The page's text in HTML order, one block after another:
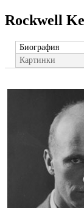
Rockwell
Биография
Картинки